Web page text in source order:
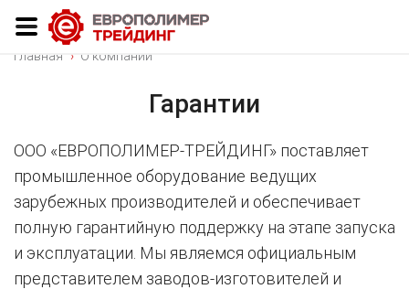
Главная О компании
Гарантии
ООО «ЕВРОПОЛИМЕР-ТРЕЙДИНГ» поставляет
промышленное оборудование ведущих
зарубежных производителей и обеспечивает
полную гарантийную поддержку на этапе запуска
и эксплуатации. Мы являемся официальным
представителем заводов-изготовителей и